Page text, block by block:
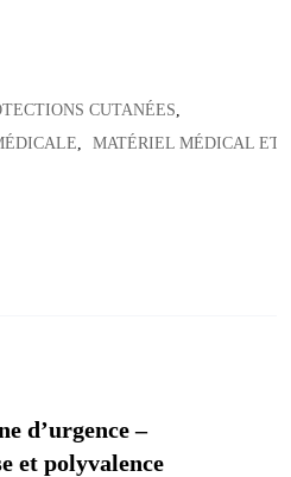
CUTANÉES
MATÉRIEL MÉDICAL ET
d’urgence –
et polyvalence